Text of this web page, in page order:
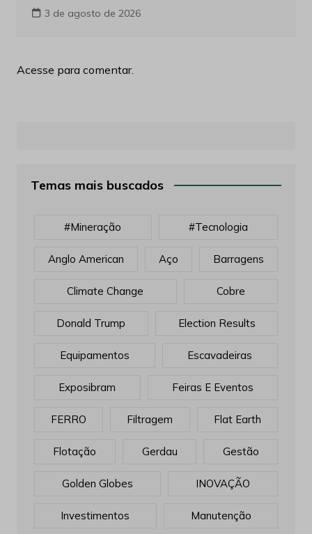
3 de agosto de 2026
Acesse para comentar.
Temas mais buscados
#mineração #tecnologia
Anglo American Aço Barragens
Climate Change Cobre
Donald Trump Election Results
Equipamentos Escavadeiras
Exposibram Feiras E Eventos
FERRO Filtragem Flat Earth
Flotação Gerdau Gestão
Golden Globes INOVAÇÃO
Investimentos Manutenção